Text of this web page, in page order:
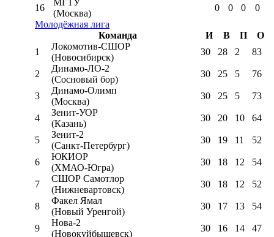
16
МГТУ
(Москва)
0 0 0
0
Молодёжная лига
Команда
И В П
О
1
Локомотив-CШОР
(Новосибирск)
30 28 2 83
2
Динамо-ЛО-2
(Сосновый бор)
30 25 5 76
3
Динамо-Олимп
(Москва)
30 25 5 73
4
Зенит-УОР
(Казань)
30 20 10 64
5
Зенит-2
(Санкт-Петербург)
30 19 11 52
6
ЮКИОР
(ХМАО-Югра)
30 18 12 54
7
СШОР Самотлор
(Нижневартовск)
30 18 12 52
8
Факел Ямал
(Новый Уренгой)
30 17 13 54
9
Нова-2
(Новокуйбышевск)
30 16 14 47